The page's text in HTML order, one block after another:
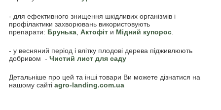
- для ефективного знищення шкідливих організмів і
профілактики захворювань використовують
препарати: Брунька Актофіт и Мідний купорос
- у весняний період і влітку плодові дерева підживлюють
добривом - Чистий лист для саду
Детальніше про цей та інші товари Ви можете дізнатися на
нашому сайті agro-landing.com.ua